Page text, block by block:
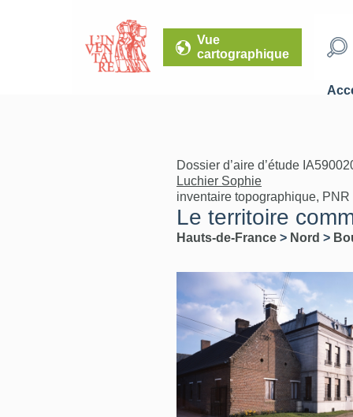
Vue
cartographique
Dossier d’aire d’étude
Luchier Sophie
inventaire topographique,
Le territoire
Hauts-de-France > Nord >